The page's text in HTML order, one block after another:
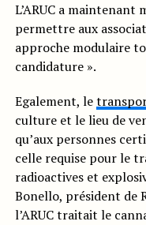
L’ARUC a
permettre aux
approche modulaire
candidature ».
Egalement, le
culture et le lieu de
qu’aux personnes
celle requise pour le
radioactives et
Bonello, président de
l’ARUC traitait le